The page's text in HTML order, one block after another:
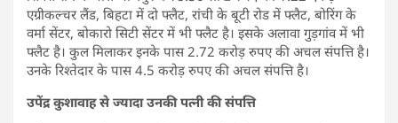
एग्रीकल्चर लैंड, बिहटा में दो फ्लैट, रांची के बूटी रोड में फ्लैट, बोरिंग के
वर्मा सेंटर, बोकारो सिटी सेंटर में भी फ्लैट है। इसके अलावा गुड़गांव में भी
फ्लैट है। कुल मिलाकर इनके पास 2.72 करोड़ रुपए की अचल संपत्ति है।
उनके रिश्तेदार के पास 4.5 करोड़ रुपए की अचल संपत्ति है।
उपेंद्र कुशावाह से ज्यादा उनकी पत्नी की संपत्ति